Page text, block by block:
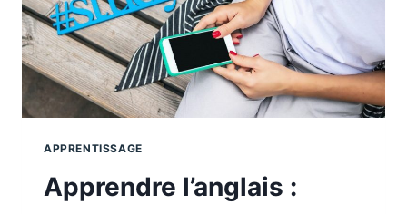
APPRENTISSAGE
Apprendre l’anglais :